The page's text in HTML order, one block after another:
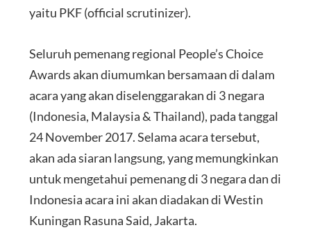
yaitu PKF (official scrutinizer).
Seluruh pemenang regional People’s Choice
Awards akan diumumkan bersamaan di dalam
acara yang akan diselenggarakan di 3 negara
(Indonesia, Malaysia & Thailand), pada tanggal
24 November 2017. Selama acara tersebut,
akan ada siaran langsung, yang memungkinkan
untuk mengetahui pemenang di 3 negara dan di
Indonesia acara ini akan diadakan di Westin
Kuningan Rasuna Said, Jakarta.